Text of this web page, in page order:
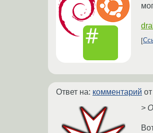
Ответ на: комментарий
>